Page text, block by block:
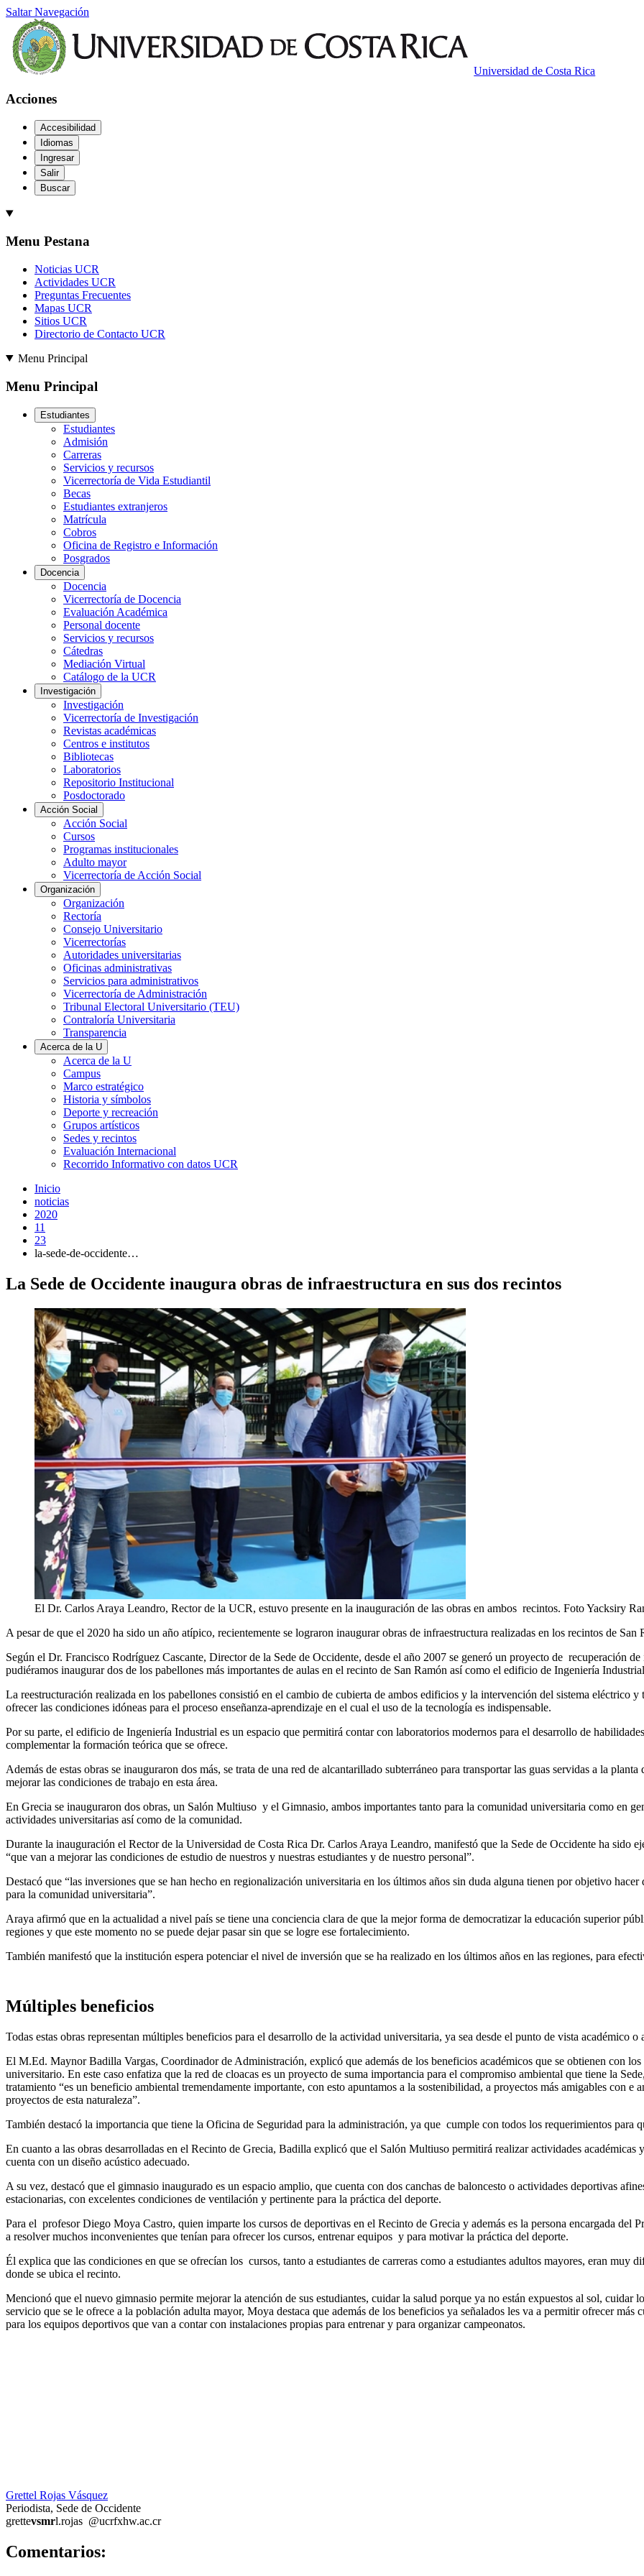
Saltar Navegación
Universidad de Costa Rica
Acciones
Accesibilidad
Idiomas
Ingresar
Salir
Buscar
Menu Pestana
Noticias UCR
Actividades UCR
Preguntas Frecuentes
Mapas UCR
Sitios UCR
Directorio de Contacto UCR
Menu Principal
Menu Principal
Estudiantes
Estudiantes
Admisión
Carreras
Servicios y recursos
Vicerrectoría de Vida Estudiantil
Becas
Estudiantes extranjeros
Matrícula
Cobros
Oficina de Registro e Información
Posgrados
Docencia
Docencia
Vicerrectoría de Docencia
Evaluación Académica
Personal docente
Servicios y recursos
Cátedras
Mediación Virtual
Catálogo de la UCR
Investigación
Investigación
Vicerrectoría de Investigación
Revistas académicas
Centros e institutos
Bibliotecas
Laboratorios
Repositorio Institucional
Posdoctorado
Acción Social
Acción Social
Cursos
Programas institucionales
Adulto mayor
Vicerrectoría de Acción Social
Organización
Organización
Rectoría
Consejo Universitario
Vicerrectorías
Autoridades universitarias
Oficinas administrativas
Servicios para administrativos
Vicerrectoría de Administración
Tribunal Electoral Universitario (TEU)
Contraloría Universitaria
Transparencia
Acerca de la U
Acerca de la U
Campus
Marco estratégico
Historia y símbolos
Deporte y recreación
Grupos artísticos
Sedes y recintos
Evaluación Internacional
Recorrido Informativo con datos UCR
Inicio
noticias
2020
11
23
la-sede-de-occidente…
La Sede de Occidente inaugura obras de infraestructura en sus dos recintos
El Dr. Carlos Araya Leandro, Rector de la UCR, estuvo presente en la inauguración de las obras en ambos recintos. Foto Yacksiry
A pesar de que el 2020 ha sido un año atípico, recientemente se lograron inaugurar obras de infraestructura realizadas en los recintos de
Según el Dr. Francisco Rodríguez Cascante, Director de la Sede de Occidente, desde el año 2007 se generó un proyecto de recuperación
pudiéramos inaugurar dos de los pabellones más importantes de aulas en el recinto de San Ramón así como el edificio de Ingeniería
La reestructuración realizada en los pabellones consistió en el cambio de cubierta de ambos edificios y la intervención del sistema eléctrico
ofrecer las condiciones idóneas para el proceso enseñanza-aprendizaje en el cual el uso de la tecnología es indispensable.
Por su parte, el edificio de Ingeniería Industrial es un espacio que permitirá contar con laboratorios modernos para el desarrollo de
complementar la formación teórica que se ofrece.
Además de estas obras se inauguraron dos más, se trata de una red de alcantarillado subterráneo para transportar las guas servidas a la
mejorar las condiciones de trabajo en esta área.
En Grecia se inauguraron dos obras, un Salón Multiuso y el Gimnasio, ambos importantes tanto para la comunidad universitaria como en
actividades universitarias así como de la comunidad.
Durante la inauguración el Rector de la Universidad de Costa Rica Dr. Carlos Araya Leandro, manifestó que la Sede de Occidente ha sido
“que van a mejorar las condiciones de estudio de nuestros y nuestras estudiantes y de nuestro personal”.
Destacó que “las inversiones que se han hecho en regionalización universitaria en los últimos años sin duda alguna tienen por objetivo
para la comunidad universitaria”.
Araya afirmó que en la actualidad a nivel país se tiene una conciencia clara de que la mejor forma de democratizar la educación superior
regiones y que este momento no se puede dejar pasar sin que se logre ese fortalecimiento.
También manifestó que la institución espera potenciar el nivel de inversión que se ha realizado en los últimos años en las regiones, para
Múltiples beneficios
Todas estas obras representan múltiples beneficios para el desarrollo de la actividad universitaria, ya sea desde el punto de vista académico o
El M.Ed. Maynor Badilla Vargas, Coordinador de Administración, explicó que además de los beneficios académicos que se obtienen con
universitario. En este caso enfatiza que la red de cloacas es un proyecto de suma importancia para el compromiso ambiental que tiene la
tratamiento “es un beneficio ambiental tremendamente importante, con esto apuntamos a la sostenibilidad, a proyectos más amigables con e
proyectos de esta naturaleza”.
También destacó la importancia que tiene la Oficina de Seguridad para la administración, ya que cumple con todos los requerimientos para
En cuanto a las obras desarrolladas en el Recinto de Grecia, Badilla explicó que el Salón Multiuso permitirá realizar actividades
cuenta con un diseño acústico adecuado.
A su vez, destacó que el gimnasio inaugurado es un espacio amplio, que cuenta con dos canchas de baloncesto o actividades deportivas
estacionarias, con excelentes condiciones de ventilación y pertinente para la práctica del deporte.
Para el profesor Diego Moya Castro, quien imparte los cursos de deportivas en el Recinto de Grecia y además es la persona encargada del
a resolver muchos inconvenientes que tenían para ofrecer los cursos, entrenar equipos y para motivar la práctica del deporte.
Él explica que las condiciones en que se ofrecían los cursos, tanto a estudiantes de carreras como a estudiantes adultos mayores, eran muy
donde se ubica el recinto.
Mencionó que el nuevo gimnasio permite mejorar la atención de sus estudiantes, cuidar la salud porque ya no están expuestos al sol,
servicio que se le ofrece a la población adulta mayor, Moya destaca que además de los beneficios ya señalados les va a permitir ofrecer
para los equipos deportivos que van a contar con instalaciones propias para entrenar y para organizar campeonatos.
Grettel Rojas Vásquez
Periodista, Sede de Occidente
grettevsmrl.rojas @ucrfxhw.ac.cr
Comentarios: